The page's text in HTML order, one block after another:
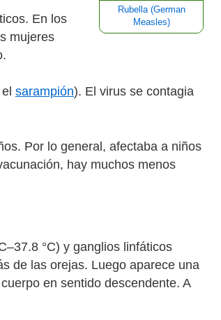
Rubella (German
Measles)
En los
mujeres
sarampión). El virus se contagia
Por lo general, afectaba a niños
hay muchos menos
°C) y ganglios linfáticos
de las orejas. Luego aparece una
en sentido descendente. A